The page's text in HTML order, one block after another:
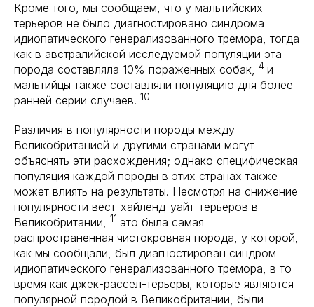
Кроме того, мы сообщаем, что у мальтийских
терьеров не было диагностировано синдрома
идиопатического генерализованного тремора, тогда
как в австралийской исследуемой популяции эта
порода составляла 10% пораженных собак, 4 и
мальтийцы также составляли популяцию для более
ранней серии случаев. 10
Различия в популярности породы между
Великобританией и другими странами могут
объяснять эти расхождения; однако специфическая
популяция каждой породы в этих странах также
может влиять на результаты. Несмотря на снижение
популярности вест-хайленд-уайт-терьеров в
Великобритании, 11 это была самая
распространенная чистокровная порода, у которой,
как мы сообщали, был диагностирован синдром
идиопатического генерализованного тремора, в то
время как джек-рассел-терьеры, которые являются
популярной породой в Великобритании, были